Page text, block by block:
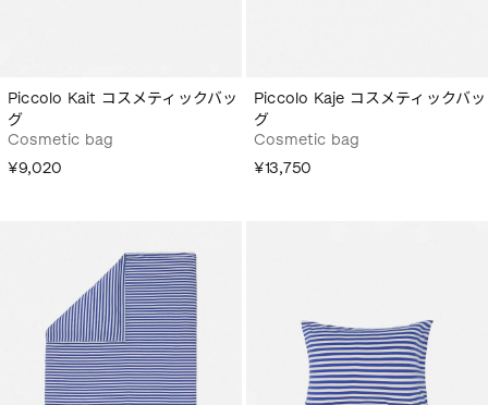
Piccolo Kait コスメティックバッ
グ
Cosmetic bag
¥9,020
Piccolo Kaje コスメティックバッ
グ
Cosmetic bag
¥13,750